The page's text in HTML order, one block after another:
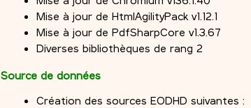
Mise à jour de HtmlAgilityPack v1.12.1
Mise à jour de PdfSharpCore v1.3.67
Diverses bibliothèques de rang 2
Source de données
Création des sources EODHD suivantes :